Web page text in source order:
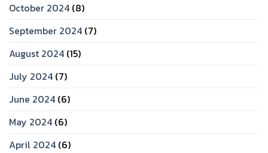
October 2024 (8)
September 2024 (7)
August 2024 (15)
July 2024 (7)
June 2024 (6)
May 2024 (6)
April 2024 (6)